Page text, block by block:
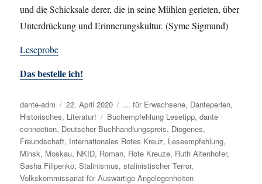
und die Schicksale derer, die in seine Mühlen gerieten, über
Unterdrückung und Erinnerungskultur. (Syme Sigmund)
Leseprobe
Das bestelle ich!
Autor
dante-adm
Veröffentlicht
am
22. April 2020 Kategorien
... für Erwachsene, Danteperlen,
Historisches, Literatur! Schlagwörter
Buchempfehlung Lesetipp,dante
connection, Deutscher Buchhandlungspreis, Diogenes,
Freundschaft, Internationales Rotes Kreuz, Leseempfehlung,
Minsk, Moskau, NKID, Roman, Rote Kreuze, Ruth Altenhofer,
Sasha Filipenko,Stalinismus,stalinistischer Terror,
Volkskommissariat für Auswärtige Angelegenheiten